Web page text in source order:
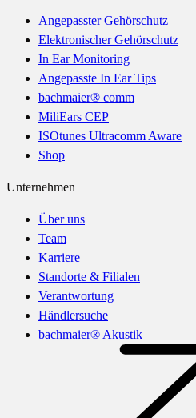
Angepasster Gehörschutz
Elektronischer Gehörschutz
In Ear Monitoring
Angepasste In Ear Tips
bachmaier® comm
MiliEars CEP
ISOtunes Ultracomm Aware
Shop
Unternehmen
Über uns
Team
Karriere
Standorte & Filialen
Verantwortung
Händlersuche
bachmaier® Akustik